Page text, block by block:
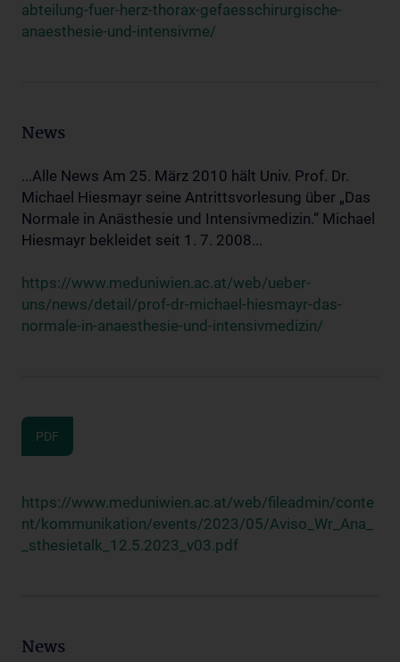
abteilung-fuer-herz-thorax-gefaesschirurgische-
anaesthesie-und-intensivme/
News
...Alle News Am 25. März 2010 hält Univ. Prof. Dr.
Michael Hiesmayr seine Antrittsvorlesung über „Das
Normale in Anästhesie und Intensivmedizin.“ Michael
Hiesmayr bekleidet seit 1. 7. 2008...
https://www.meduniwien.ac.at/web/ueber-
uns/news/detail/prof-dr-michael-hiesmayr-das-
normale-in-anaesthesie-und-intensivmedizin/
PDF
https://www.meduniwien.ac.at/web/fileadmin/conte
nt/kommunikation/events/2023/05/Aviso_Wr_Ana_
_sthesietalk_12.5.2023_v03.pdf
News